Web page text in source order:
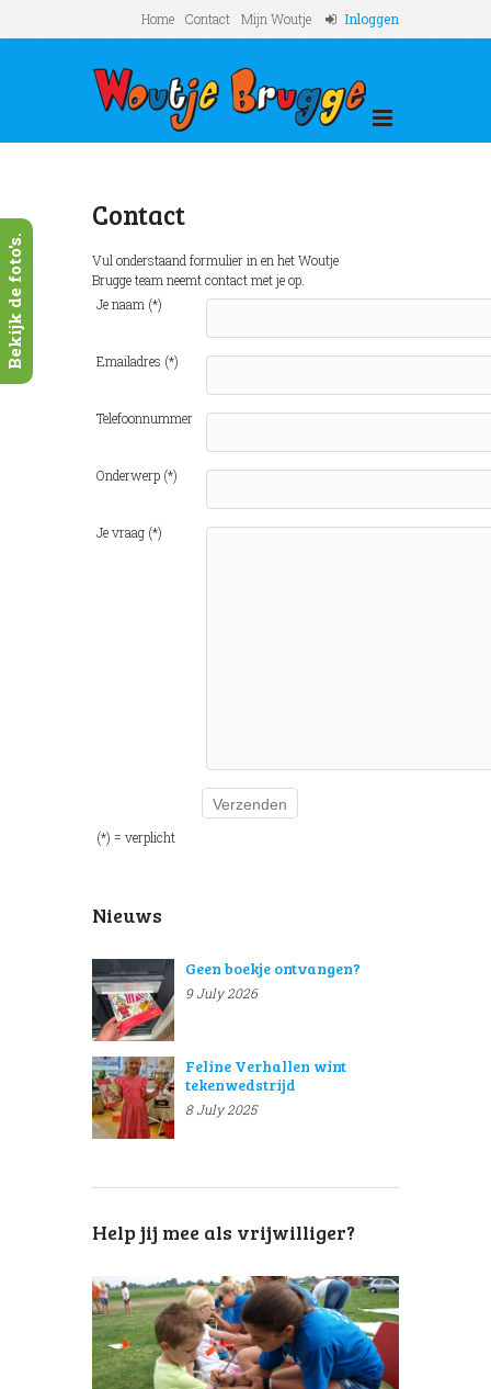
Home Contact Mijn Woutje Inloggen
Contact
Vul onderstaand formulier in en het Woutje
Brugge team neemt contact met je op.
Je naam (*)
Emailadres (*)
Telefoonnummer
Onderwerp (*)
Je vraag (*)
(*) = verplicht
Nieuws
Geen boekje ontvangen?
9 July 2026
Feline Verhallen wint
tekenwedstrijd
8 July 2025
Help jij mee als vrijwilliger?
Bekijk de foto's.